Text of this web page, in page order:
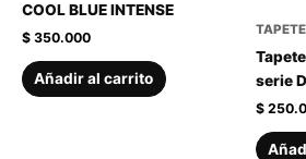
COOL BLUE INTENSE
$ 350.000
Añadir al carrito
serie
$